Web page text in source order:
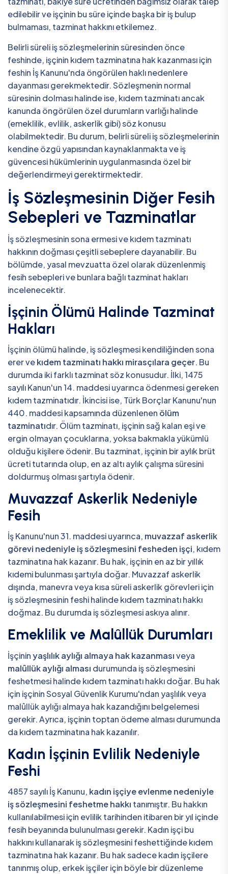
edilebilir ve işçinin bu süre içinde başka bir iş bulup
bulmaması, tazminat hakkını etkilemez.
Belirli süreli iş sözleşmelerinin süresinden önce
feshinde, işçinin kıdem tazminatına hak kazanması için
feshin İş Kanunu'nda öngörülen haklı nedenlere
dayanması gerekmektedir. Sözleşmenin normal
süresinin dolması halinde ise, kıdem tazminatı ancak
kanunda öngörülen özel durumların varlığı halinde
(emeklilik, evlilik, askerlik gibi) söz konusu
olabilmektedir. Bu durum, belirli süreli iş sözleşmelerinin
kendine özgü yapısından kaynaklanmakta ve iş
güvencesi hükümlerinin uygulanmasında özel bir
değerlendirmeyi gerektirmektedir.
İş Sözleşmesinin Diğer Fesih
Sebepleri ve Tazminatlar
İş sözleşmesinin sona ermesi ve kıdem tazminatı
hakkının doğması çeşitli sebeplere dayanabilir. Bu
bölümde, yasal mevzuatta özel olarak düzenlenmiş
fesih sebepleri ve bunlara bağlı tazminat hakları
incelenecektir.
İşçinin Ölümü Halinde Tazminat
Hakları
İşçinin ölümü halinde, iş sözleşmesi kendiliğinden sona
erer vekıdem tazminatı hakkı mirasçılara geçer. Bu
durumda iki farklı tazminat söz konusudur. İlki, 1475
sayılı Kanun'un 14. maddesi uyarınca ödenmesi gereken
kıdem tazminatıdır. İkincisi ise, Türk Borçlar Kanunu'nun
440. maddesi kapsamında düzenlenen ölüm
tazminatıdır. Ölüm tazminatı, işçinin sağ kalan eşi ve
ergin olmayan çocuklarına, yoksa bakmakla yükümlü
olduğu kişilere ödenir. Bu tazminat, işçinin bir aylık brüt
ücreti tutarında olup, en az altı aylık çalışma süresini
doldurmuş olması şartıyla ödenir.
Muvazzaf Askerlik Nedeniyle
Fesih
İş Kanunu'nun 31. maddesi uyarınca, muvazzaf askerlik
görevi nedeniyle iş sözleşmesini fesheden işçi, kıdem
tazminatına hak kazanır. Bu hak, işçinin en az bir yıllık
kıdemi bulunması şartıyla doğar. Muvazzaf askerlik
dışında, manevra veya kısa süreli askerlik görevleri için
iş sözleşmesinin feshi halinde kıdem tazminatı hakkı
doğmaz. Bu durumda iş sözleşmesi askıya alınır.
Emeklilik ve Malûllük Durumları
İşçininyaşlılık aylığı almaya hak kazanmasıveya
malûllük aylığı alması durumunda iş sözleşmesini
feshetmesi halinde kıdem tazminatı hakkı doğar. Bu hak
için işçinin Sosyal Güvenlik Kurumu'ndan yaşlılık veya
malûllük aylığı almaya hak kazandığını belgelemesi
gerekir. Ayrıca, işçinin toptan ödeme alması durumunda
da kıdem tazminatına hak kazanılır.
Kadın İşçinin Evlilik Nedeniyle
Feshi
4857 sayılı İş Kanunu, kadın işçiye evlenme nedeniyle
iş sözleşmesini feshetme hakkı tanımıştır. Bu hakkın
kullanılabilmesi için evlilik tarihinden itibaren bir yıl içinde
fesih beyanında bulunulması gerekir. Kadın işçi bu
hakkını kullanarak iş sözleşmesini feshettiğinde kıdem
tazminatına hak kazanır. Bu hak sadece kadın işçilere
tanınmış olup, erkek işçiler için böyle bir düzenleme